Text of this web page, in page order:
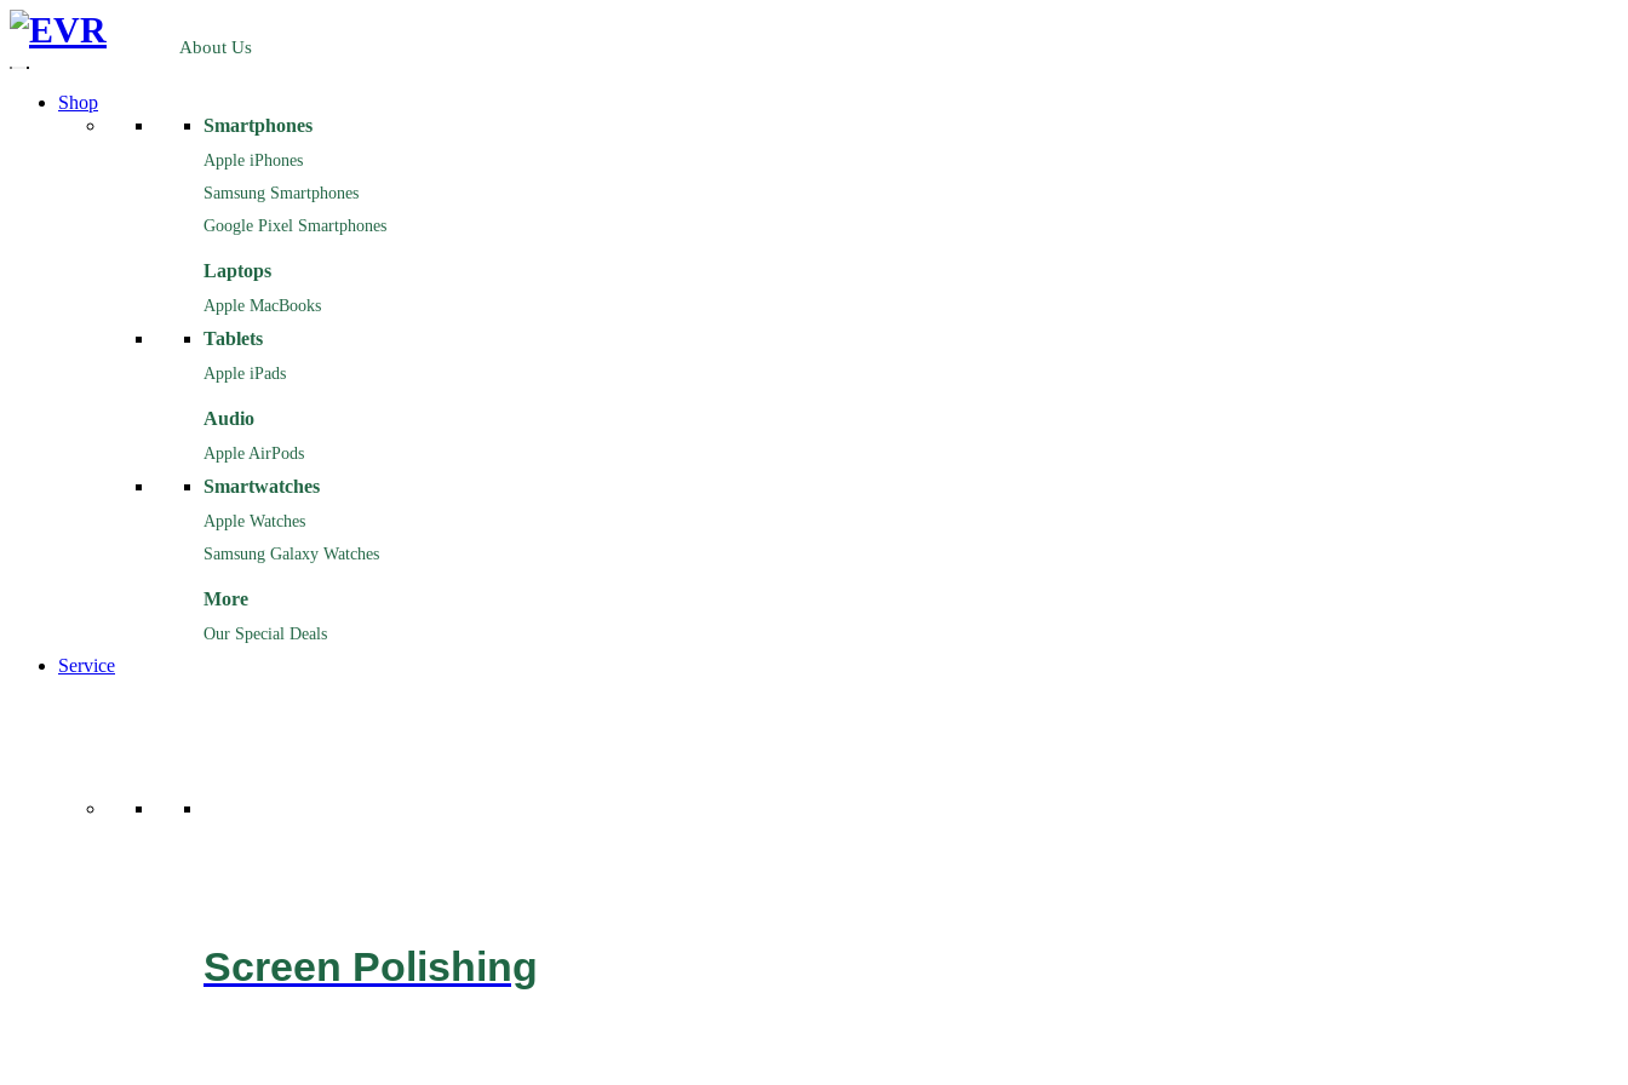
About Us
Shop
Smartphones
Apple iPhones
Samsung Smartphones
Google Pixel Smartphones
Laptops
Apple MacBooks
Tablets
Apple iPads
Audio
Apple AirPods
Smartwatches
Apple Watches
Samsung Galaxy Watches
More
Our Special Deals
Service
Screen Polishing